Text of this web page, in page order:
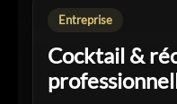
Entreprise
Cocktail &